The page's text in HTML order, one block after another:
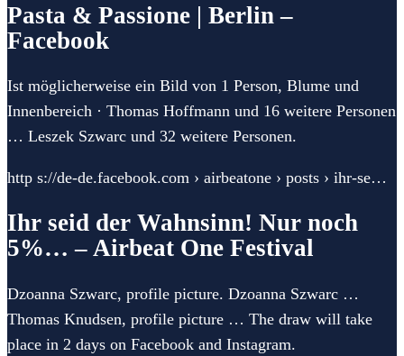
Pasta & Passione | Berlin –
Facebook
Ist möglicherweise ein Bild von 1 Person, Blume und
Innenbereich · Thomas Hoffmann und 16 weitere Personen
… Leszek Szwarc und 32 weitere Personen.
http s://de-de.facebook.com › airbeatone › posts › ihr-se…
Ihr seid der Wahnsinn! Nur noch
5%… – Airbeat One Festival
Dzoanna Szwarc, profile picture. Dzoanna Szwarc …
Thomas Knudsen, profile picture … The draw will take
place in 2 days on Facebook and Instagram.